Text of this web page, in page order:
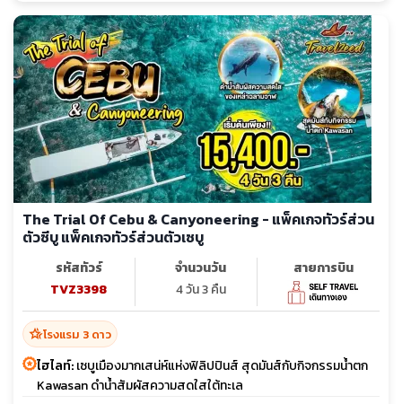
The Trial Of Cebu & Canyoneering - แพ็คเกจทัวร์ส่วน
ตัวซีบู แพ็คเกจทัวร์ส่วนตัวเซบู
รหัสทัวร์
TVZ3398
จำนวนวัน
4 วัน 3 คืน
สายการบิน
hotel_classโรงแรม 3 ดาว
ไฮไลท์:เซบูเมืองมากเสน่ห์แห่งฟิลิปปินส์ สุดมันส์กับกิจกรรมน้ำตก
Kawasan ดำน้ำสัมผัสความสดใสใต้ทะเล